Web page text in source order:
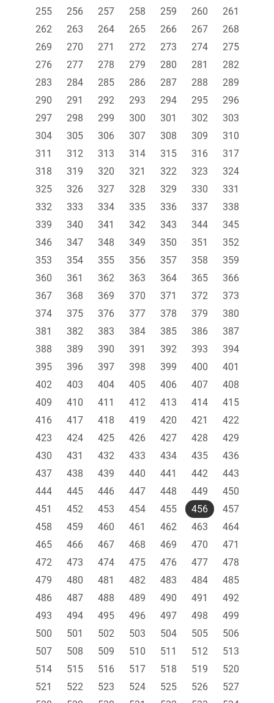
255
256 257 258 259 260
261
262
263 264 265 266 267
268
269
270 271 272 273 274
275
276
277 278 279 280 281
282
283
284 285 286 287 288
289
290
291 292 293 294 295
296
297
298 299 300 301 302
303
304
305 306 307 308 309
310
311
312 313 314 315 316
317
318
319 320 321 322 323
324
325
326 327 328 329 330
331
332
333 334 335 336 337
338
339
340 341 342 343 344
345
346
347 348 349 350 351
352
353
354 355 356 357 358
359
360
361 362 363 364 365
366
367
368 369 370 371 372
373
374
375 376 377 378 379
380
381
382 383 384 385 386
387
388
389 390 391 392 393
394
395
396 397 398 399 400
401
402
403 404 405 406 407
408
409
410 411 412 413 414
415
416
417 418 419 420 421
422
423
424 425 426 427 428
429
430
431 432 433 434 435
436
437
438 439 440 441 442
443
444
445 446 447 448 449
450
451
452 453 454 455 456
457
458
459 460 461 462 463
464
465
466 467 468 469 470
471
472
473 474 475 476 477
478
479
480 481 482 483 484
485
486
487 488 489 490 491
492
493
494 495 496 497 498
499
500
501 502 503 504 505
506
507
508 509 510 511 512
513
514
515 516 517 518 519
520
521
522 523 524 525 526
527